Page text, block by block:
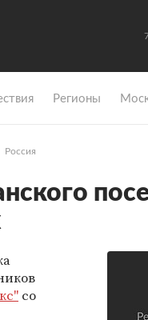
Регионы
Россия
со